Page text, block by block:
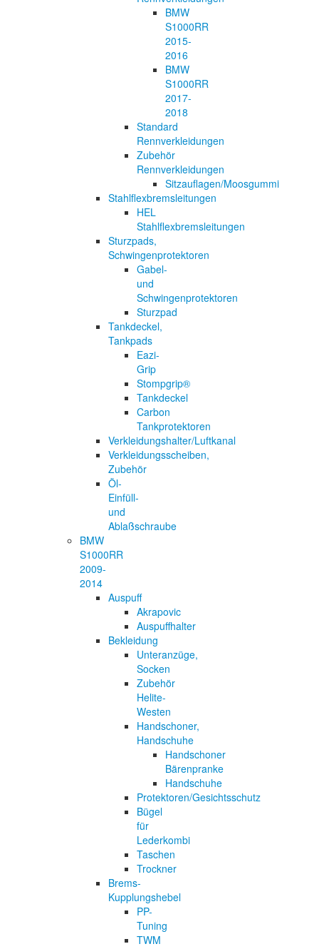
BMW
S1000RR
2015-
2016
BMW
S1000RR
2017-
2018
Standard
Rennverkleidungen
Zubehör
Rennverkleidungen
Sitzauflagen/Moosgummi
Stahlflexbremsleitungen
HEL
Stahlflexbremsleitungen
Sturzpads,
Schwingenprotektoren
Gabel-
und
Schwingenprotektoren
Sturzpad
Tankdeckel,
Tankpads
Eazi-
Grip
Stompgrip®
Tankdeckel
Carbon
Tankprotektoren
Verkleidungshalter/Luftkanal
Verkleidungsscheiben,
Zubehör
Öl-
Einfüll-
und
Ablaßschraube
BMW
S1000RR
2009-
2014
Auspuff
Akrapovic
Auspuffhalter
Bekleidung
Unteranzüge,
Socken
Zubehör
Helite-
Westen
Handschoner,
Handschuhe
Handschoner
Bärenpranke
Handschuhe
Protektoren/Gesichtsschutz
Bügel
für
Lederkombi
Taschen
Trockner
Brems-
Kupplungshebel
PP-
Tuning
TWM